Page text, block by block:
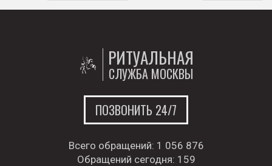
РИТУАЛЬНАЯ
СЛУЖБА МОСКВЫ
ПОЗВОНИТЬ 24/7
Всего обращений: 1 056 876
Обращений сегодня: 159